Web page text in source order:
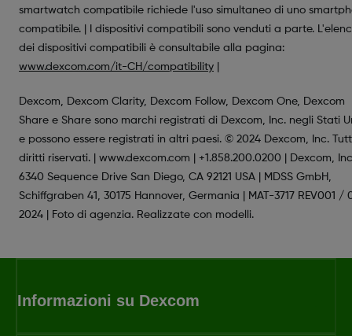
smartwatch compatibile richiede l'uso simultaneo di uno
compatibile. | I dispositivi compatibili sono venduti a parte.
dei dispositivi compatibili è consultabile alla pagina:
www.dexcom.com/it-CH/compatibility
Dexcom, Dexcom Clarity, Dexcom Follow, Dexcom One, Dexcom
Share e Share sono marchi registrati di Dexcom, Inc. negli Stati
e possono essere registrati in altri paesi. © 2024 Dexcom, Inc.
diritti riservati. | www.dexcom.com | +1.858.200.0200 | Dexcom,
6340 Sequence Drive San Diego, CA 92121 USA | MDSS GmbH,
Schiffgraben 41, 30175 Hannover, Germania | MAT-3717 REV001 /
2024 | Foto di agenzia. Realizzate con modelli.
Informazioni su Dexcom